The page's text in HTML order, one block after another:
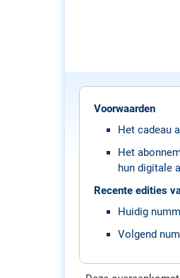
Voorwaarden
Het cadeau
Het
hun digitale
Recente edities
Huidig
Volgend